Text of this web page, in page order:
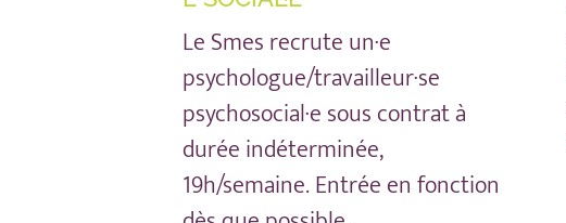
Le Smes recrute un·e
psychologue/travailleur·se
psychosocial·e sous contrat à
durée indéterminée,
19h/semaine. Entrée en fonction